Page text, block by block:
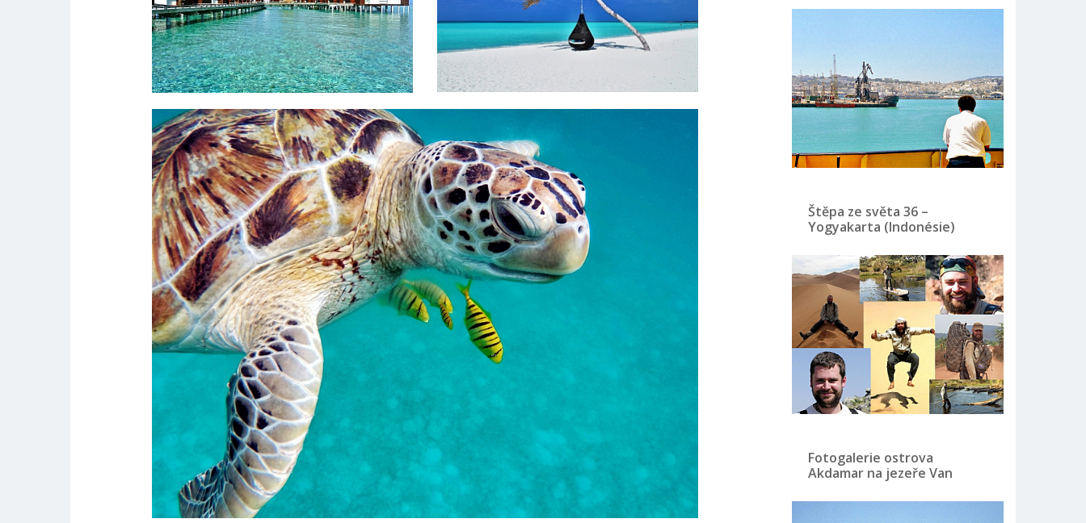
Štěpa ze světa 36 –
Yogyakarta (Indonésie)
Fotogalerie ostrova
Akdamar na jezeře Van